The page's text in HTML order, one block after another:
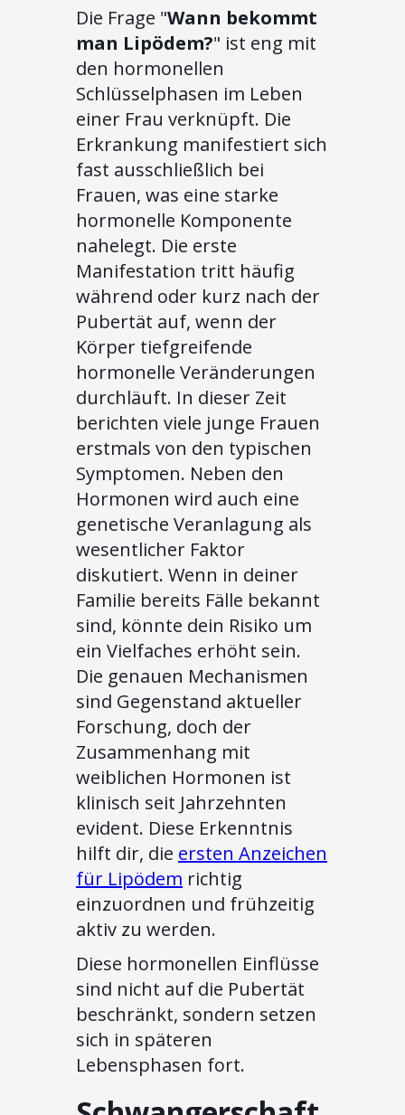
Die Frage "Wann bekommt
man Lipödem?" ist eng mit
den hormonellen
Schlüsselphasen im Leben
einer Frau verknüpft. Die
Erkrankung manifestiert sich
fast ausschließlich bei
Frauen, was eine starke
hormonelle Komponente
nahelegt. Die erste
Manifestation tritt häufig
während oder kurz nach der
Pubertät auf, wenn der
Körper tiefgreifende
hormonelle Veränderungen
durchläuft. In dieser Zeit
berichten viele junge Frauen
erstmals von den typischen
Symptomen. Neben den
Hormonen wird auch eine
genetische Veranlagung als
wesentlicher Faktor
diskutiert. Wenn in deiner
Familie bereits Fälle bekannt
sind, könnte dein Risiko um
ein Vielfaches erhöht sein.
Die genauen Mechanismen
sind Gegenstand aktueller
Forschung, doch der
Zusammenhang mit
weiblichen Hormonen ist
klinisch seit Jahrzehnten
evident. Diese Erkenntnis
hilft dir, die ersten Anzeichen
für Lipödem richtig
einzuordnen und frühzeitig
aktiv zu werden.
Diese hormonellen Einflüsse
sind nicht auf die Pubertät
beschränkt, sondern setzen
sich in späteren
Lebensphasen fort.